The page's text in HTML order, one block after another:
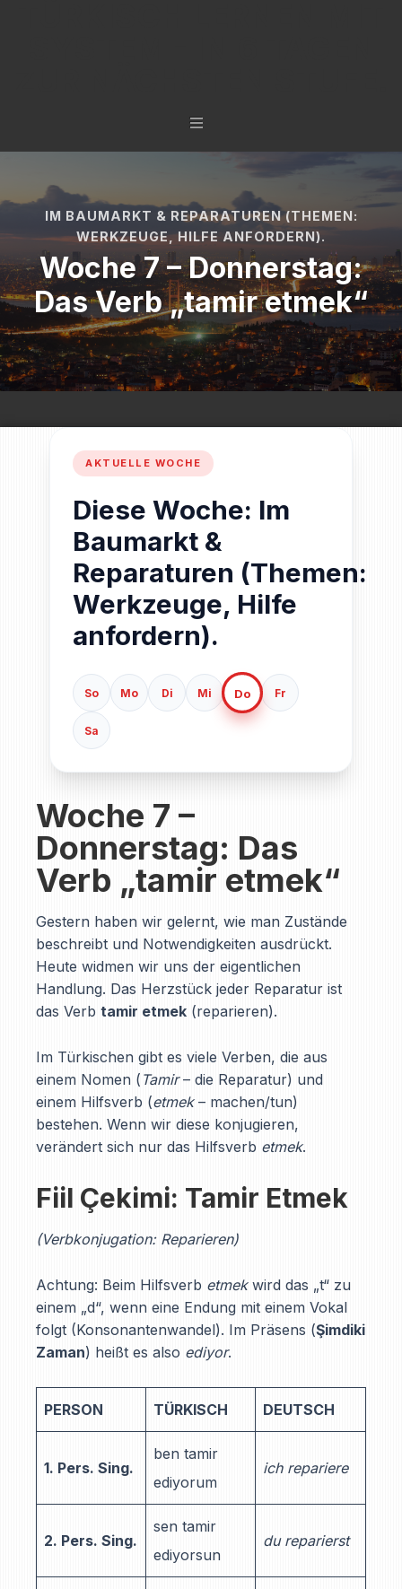
IM BAUMARKT & REPARATUREN (THEMEN:
WERKZEUGE, HILFE ANFORDERN).
Woche 7 – Donnerstag:
Das Verb „tamir etmek“
Diese Woche: Im
Baumarkt &
Reparaturen (Themen:
Werkzeuge, Hilfe
anfordern).
So Mo Di Mi Do Fr
Sa
Woche 7 –
Donnerstag: Das
Verb „tamir etmek“
Gestern haben wir gelernt, wie man Zustände
beschreibt und Notwendigkeiten ausdrückt.
Heute widmen wir uns der eigentlichen
Handlung. Das Herzstück jeder Reparatur ist
das Verb tamir etmek (reparieren).
Im Türkischen gibt es viele Verben, die aus
einem Nomen ( Tamir– die Reparatur) und
einem Hilfsverb (etmek– machen/tun)
bestehen. Wenn wir diese konjugieren,
verändert sich nur das Hilfsverb etmek.
Fiil Çekimi: Tamir Etmek
(Verbkonjugation: Reparieren)
Achtung: Beim Hilfsverb etmekwird das „t“ zu
einem „d“, wenn eine Endung mit einem Vokal
folgt (Konsonantenwandel). Im Präsens (Şimdiki
Zaman) heißt es also ediyor.
PERSON TÜRKISCH DEUTSCH
1. Pers. Sing.
ben tamir
ediyorum
ich repariere
2. Pers. Sing.
sen tamir
ediyorsun
du reparierst